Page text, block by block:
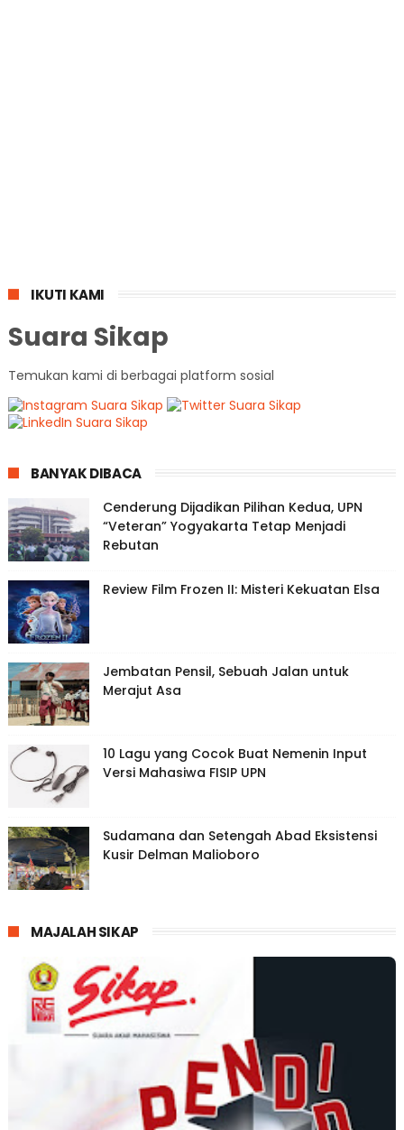
IKUTI KAMI
Suara Sikap
Temukan kami di berbagai platform sosial
BANYAK DIBACA
Cenderung Dijadikan Pilihan Kedua, UPN
“Veteran” Yogyakarta Tetap Menjadi
Rebutan
Review Film Frozen II: Misteri Kekuatan Elsa
Jembatan Pensil, Sebuah Jalan untuk
Merajut Asa
10 Lagu yang Cocok Buat Nemenin Input
Versi Mahasiwa FISIP UPN
Sudamana dan Setengah Abad Eksistensi
Kusir Delman Malioboro
MAJALAH SIKAP